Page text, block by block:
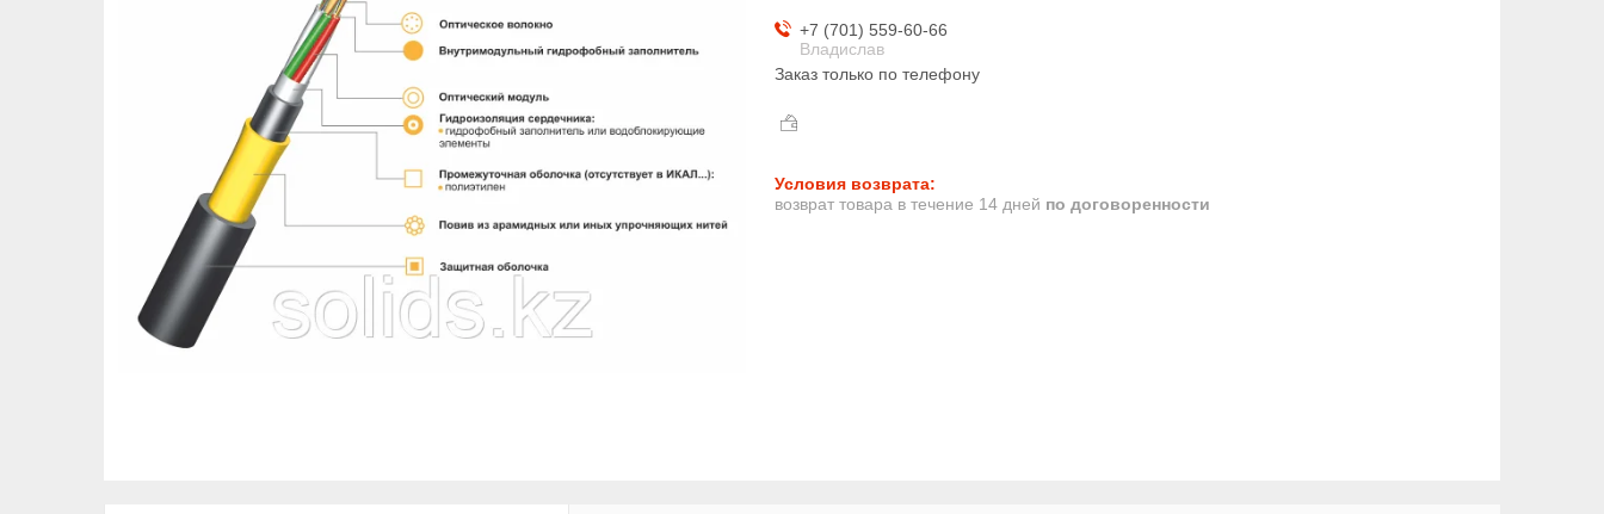
+7 (701) 559-60-66
Владислав
Заказ только по телефону
возврат товара в течение 14 дней по договоренности